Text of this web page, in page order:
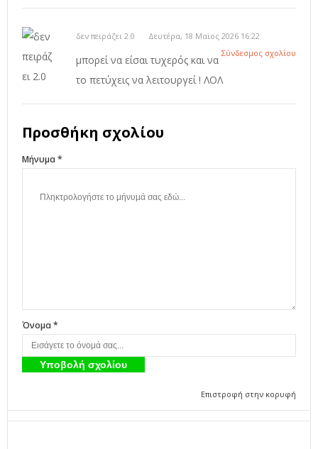
δεν πειράζει 2.0
Δευτέρα, 18 Μαϊος 2026 16:22
Σύνδεσμος σχολίου
μπορεί να είσαι τυχερός και να
το πετύχεις να λειτουργεί ! ΛΟΛ
Προσθήκη σχολίου
Μήνυμα *
Όνομα *
Επιστροφή στην κορυφή